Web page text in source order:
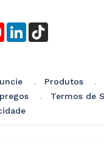
YouTubeLinkedIn
Produtos
Termos de